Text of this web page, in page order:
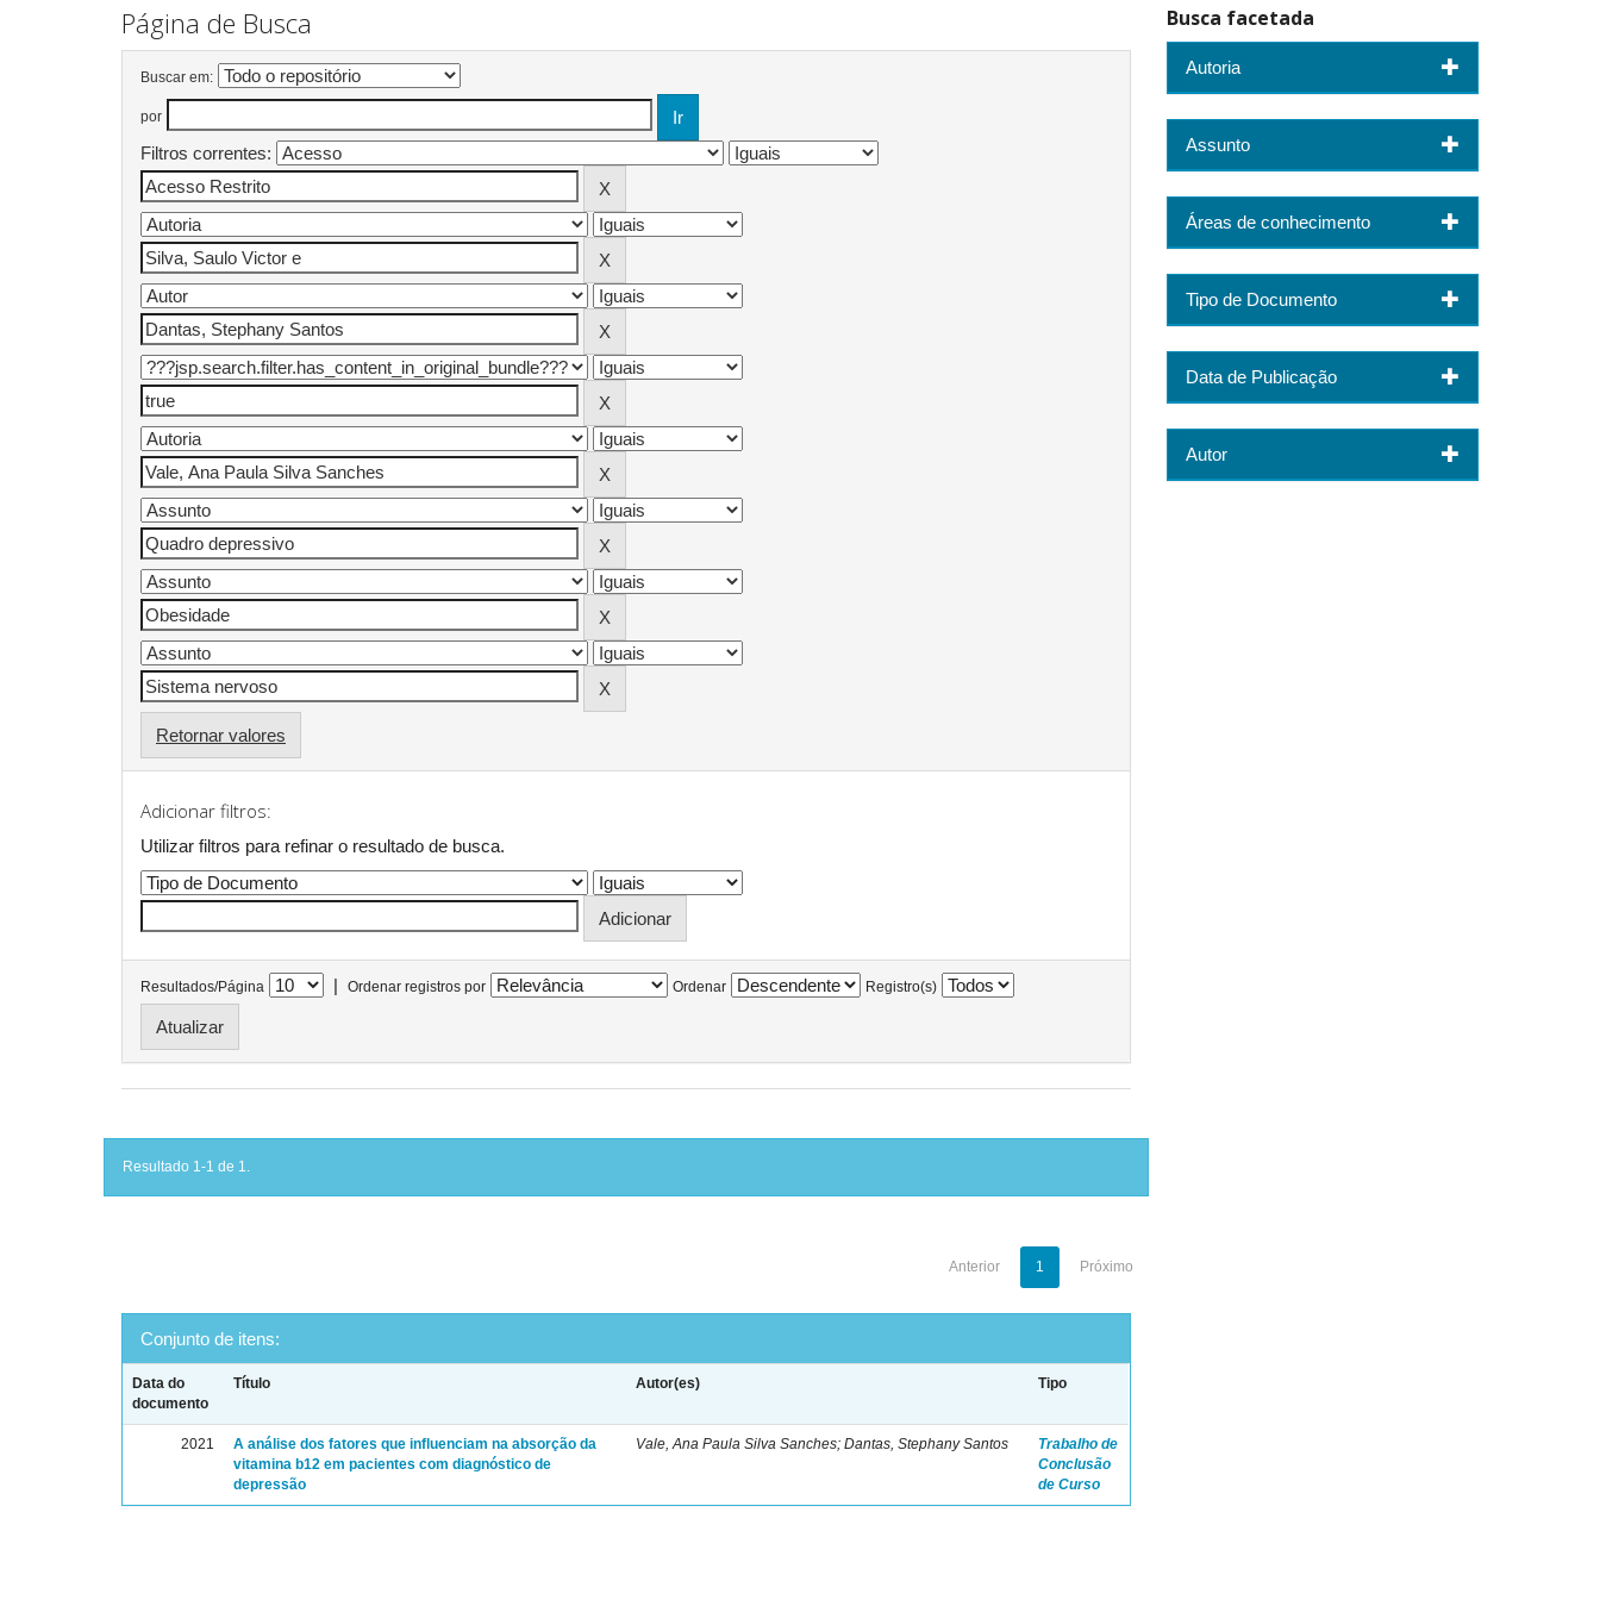
Página de Busca
Buscar em:
por
Filtros correntes:
Retornar valores
Adicionar filtros:
Utilizar filtros para refinar o resultado de busca.
Resultados/Página | Ordenar registros por Ordenar Registro(s)
Resultado 1-1 de 1.
Anterior 1 Próximo
Conjunto de itens:
Data do
documento
Título Autor(es) Tipo
2021
A análise dos fatores que influenciam na absorção da
vitamina b12 em pacientes com diagnóstico de
depressão
Vale, Ana Paula Silva Sanches; Dantas, Stephany Santos
Trabalho de
Conclusão
de Curso
Busca facetada
Autoria
Assunto
Áreas de conhecimento
Tipo de Documento
Data de Publicação
Autor